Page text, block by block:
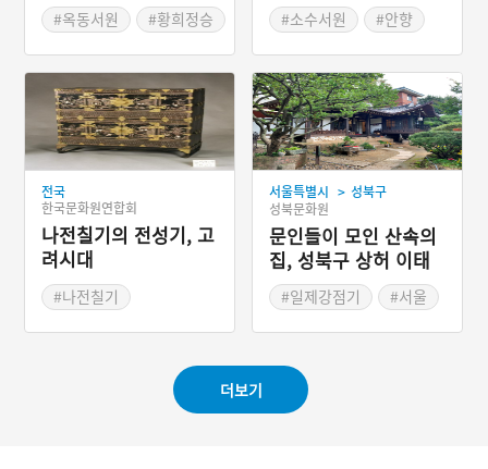
후하게 사람들을 대하고 불
화와 갈등을 원만하게 해결
하고 여론을 잘 중재하여 명
재상이라는 평을 받았다.
#옥동서원 #황희정승 #소수서원
#안향
전국
한국문화원연합회
나전칠기의 전성기, 고
려시대
#나전칠기
서울특별시 > 성북구
성북문화원
문인들이 모인 산속의
집, 성북구 상허 이태
준 가옥
#일제강점기
#서울
더보기